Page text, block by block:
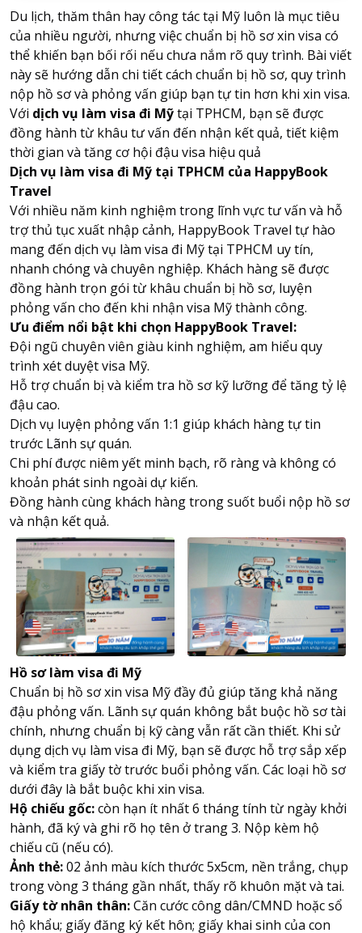
Du lịch, thăm thân hay công tác tại Mỹ luôn là mục tiêu
của nhiều người, nhưng việc chuẩn bị hồ sơ xin visa có
thể khiến bạn bối rối nếu chưa nắm rõ quy trình. Bài viết
này sẽ hướng dẫn chi tiết cách chuẩn bị hồ sơ, quy trình
nộp hồ sơ và phỏng vấn giúp bạn tự tin hơn khi xin visa.
Với dịch vụ làm visa đi Mỹtại TPHCM, bạn sẽ được
đồng hành từ khâu tư vấn đến nhận kết quả, tiết kiệm
thời gian và tăng cơ hội đậu visa hiệu quả
Dịch vụ làm visa đi Mỹ tại TPHCM của HappyBook
Travel
Với nhiều năm kinh nghiệm trong lĩnh vực tư vấn và hỗ
trợ thủ tục xuất nhập cảnh, HappyBook Travel tự hào
mang đến dịch vụ làm visa đi Mỹ tại TPHCM uy tín,
nhanh chóng và chuyên nghiệp. Khách hàng sẽ được
đồng hành trọn gói từ khâu chuẩn bị hồ sơ, luyện
phỏng vấn cho đến khi nhận visa Mỹ thành công.
Ưu điểm nổi bật khi chọn HappyBook Travel:
Đội ngũ chuyên viên giàu kinh nghiệm, am hiểu quy
trình xét duyệt visa Mỹ.
Hỗ trợ chuẩn bị và kiểm tra hồ sơ kỹ lưỡng để tăng tỷ lệ
đậu cao.
Dịch vụ luyện phỏng vấn 1:1 giúp khách hàng tự tin
trước Lãnh sự quán.
Chi phí được niêm yết minh bạch, rõ ràng và không có
khoản phát sinh ngoài dự kiến.
Đồng hành cùng khách hàng trong suốt buổi nộp hồ sơ
và nhận kết quả.
Hồ sơ làm visa đi Mỹ
Chuẩn bị hồ sơ xin visa Mỹ đầy đủ giúp tăng khả năng
đậu phỏng vấn. Lãnh sự quán không bắt buộc hồ sơ tài
chính, nhưng chuẩn bị kỹ càng vẫn rất cần thiết. Khi sử
dụng dịch vụ làm visa đi Mỹ, bạn sẽ được hỗ trợ sắp xếp
và kiểm tra giấy tờ trước buổi phỏng vấn. Các loại hồ sơ
dưới đây là bắt buộc khi xin visa.
Hộ chiếu gốc:còn hạn ít nhất 6 tháng tính từ ngày khởi
hành, đã ký và ghi rõ họ tên ở trang 3. Nộp kèm hộ
chiếu cũ (nếu có).
Ảnh thẻ:02 ảnh màu kích thước 5x5cm, nền trắng, chụp
trong vòng 3 tháng gần nhất, thấy rõ khuôn mặt và tai.
Giấy tờ nhân thân:Căn cước công dân/CMND hoặc sổ
hộ khẩu; giấy đăng ký kết hôn; giấy khai sinh của con